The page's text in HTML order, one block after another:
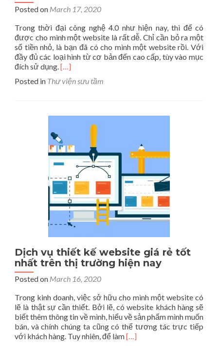
Posted on March 17, 2020
Trong thời đại công nghệ 4.0 như hiện nay, thì để có
được cho mình một website là rất dễ. Chỉ cần bỏ ra một
số tiền nhỏ, là bạn đã có cho mình một website rồi. Với
đầy đủ các loại hình từ cơ bản đến cao cấp, tùy vào mục
đích sử dụng.Read
more
about
thiết
theo
yêu
cầu
[…]
Posted in Thư viện sưu tầm
Dịch vụ thiết kế website giá rẻ tốt
nhất trên thị trường hiện nay
Posted on March 16, 2020
Trong kinh doanh, việc sở hữu cho mình một website có
lẽ là thật sự cần thiết. Bởi lẽ, có website khách hàng sẽ
biết thêm thông tin về mình, hiểu về sản phẩm mình muốn
bán, và chính chúng ta cũng có thể tương tác trực tiếp
với khách hàng. Tuy nhiên, để làmRead
[…]